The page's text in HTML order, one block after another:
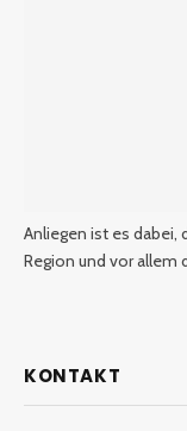
Anliegen ist es dabei,
Region und vor allem
KONTAKT